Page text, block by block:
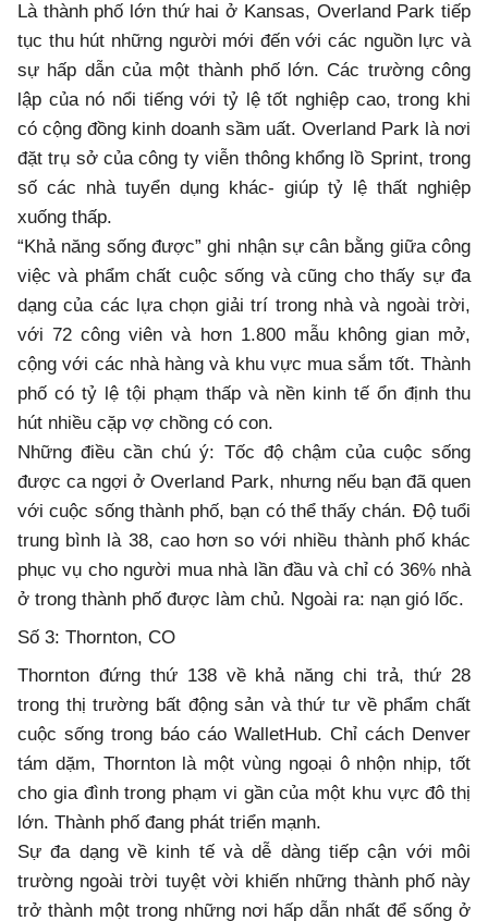
Là thành phố lớn thứ hai ở Kansas, Overland Park tiếp
tục thu hút những người mới đến với các nguồn lực và
sự hấp dẫn của một thành phố lớn. Các trường công
lập của nó nổi tiếng với tỷ lệ tốt nghiệp cao, trong khi
có cộng đồng kinh doanh sầm uất. Overland Park là nơi
đặt trụ sở của công ty viễn thông khổng lồ Sprint, trong
số các nhà tuyển dụng khác- giúp tỷ lệ thất nghiệp
xuống thấp.
“Khả năng sống được” ghi nhận sự cân bằng giữa công
việc và phẩm chất cuộc sống và cũng cho thấy sự đa
dạng của các lựa chọn giải trí trong nhà và ngoài trời,
với 72 công viên và hơn 1.800 mẫu không gian mở,
cộng với các nhà hàng và khu vực mua sắm tốt. Thành
phố có tỷ lệ tội phạm thấp và nền kinh tế ổn định thu
hút nhiều cặp vợ chồng có con.
Những điều cần chú ý: Tốc độ chậm của cuộc sống
được ca ngợi ở Overland Park, nhưng nếu bạn đã quen
với cuộc sống thành phố, bạn có thể thấy chán. Độ tuổi
trung bình là 38, cao hơn so với nhiều thành phố khác
phục vụ cho người mua nhà lần đầu và chỉ có 36% nhà
ở trong thành phố được làm chủ. Ngoài ra: nạn gió lốc.
Số 3: Thornton, CO
Thornton đứng thứ 138 về khả năng chi trả, thứ 28
trong thị trường bất động sản và thứ tư về phẩm chất
cuộc sống trong báo cáo WalletHub. Chỉ cách Denver
tám dặm, Thornton là một vùng ngoại ô nhộn nhịp, tốt
cho gia đình trong phạm vi gần của một khu vực đô thị
lớn. Thành phố đang phát triển mạnh.
Sự đa dạng về kinh tế và dễ dàng tiếp cận với môi
trường ngoài trời tuyệt vời khiến những thành phố này
trở thành một trong những nơi hấp dẫn nhất để sống ở